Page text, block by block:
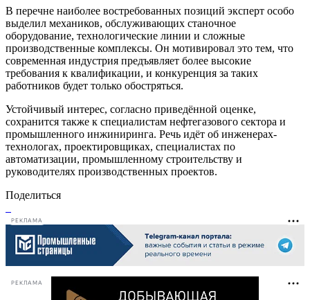
В перечне наиболее востребованных позиций эксперт особо
выделил механиков, обслуживающих станочное
оборудование, технологические линии и сложные
производственные комплексы. Он мотивировал это тем, что
современная индустрия предъявляет более высокие
требования к квалификации, и конкуренция за таких
работников будет только обостряться.
Устойчивый интерес, согласно приведённой оценке,
сохранится также к специалистам нефтегазового сектора и
промышленного инжиниринга. Речь идёт об инженерах-
технологах, проектировщиках, специалистах по
автоматизации, промышленному строительству и
руководителях производственных проектов.
Поделиться
РЕКЛАМА
РЕКЛАМА